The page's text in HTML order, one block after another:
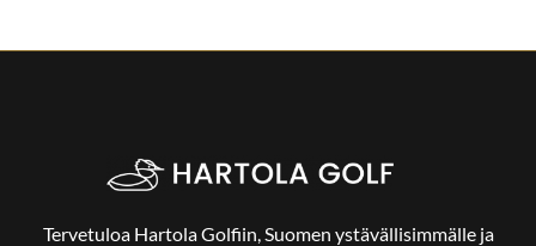
Tervetuloa Hartola Golfiin, Suomen ystävällisimmälle ja